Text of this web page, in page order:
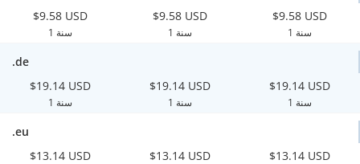
$9.58 USD
1 سنة
$9.58 USD
1 سنة
$9.58 USD
1 سنة
.de
$19.14 USD
1 سنة
$19.14 USD
1 سنة
$19.14 USD
1 سنة
.eu
$13.14 USD
$13.14 USD $13.14 USD